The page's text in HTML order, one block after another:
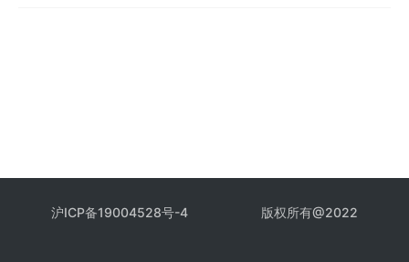
沪ICP备19004528号-4 版权所有@2022